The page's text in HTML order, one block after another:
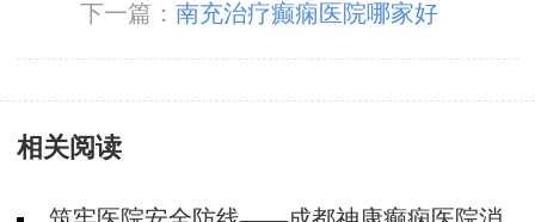
下一篇：南充治疗癫痫医院哪家好
相关阅读